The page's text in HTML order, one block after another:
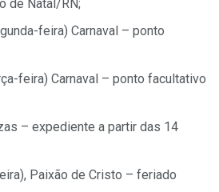
de Natal/RN;
feira) Carnaval – ponto
feira) Carnaval – ponto facultativo
– expediente a partir das 14
Paixão de Cristo – feriado